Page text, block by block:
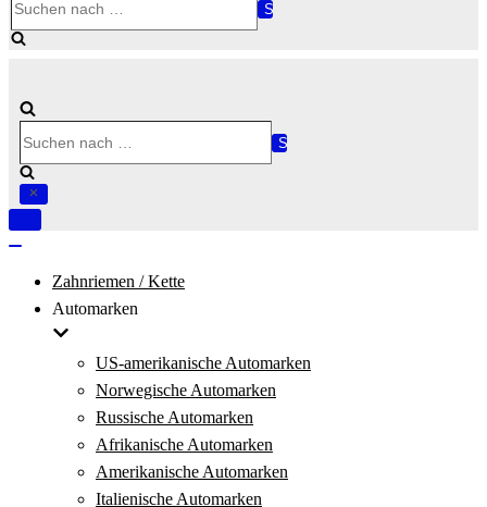
nach …
nach …
Navigation
Zahnriemen / Kette
Automarken
US-amerikanische Automarken
Norwegische Automarken
Russische Automarken
Afrikanische Automarken
Amerikanische Automarken
Italienische Automarken